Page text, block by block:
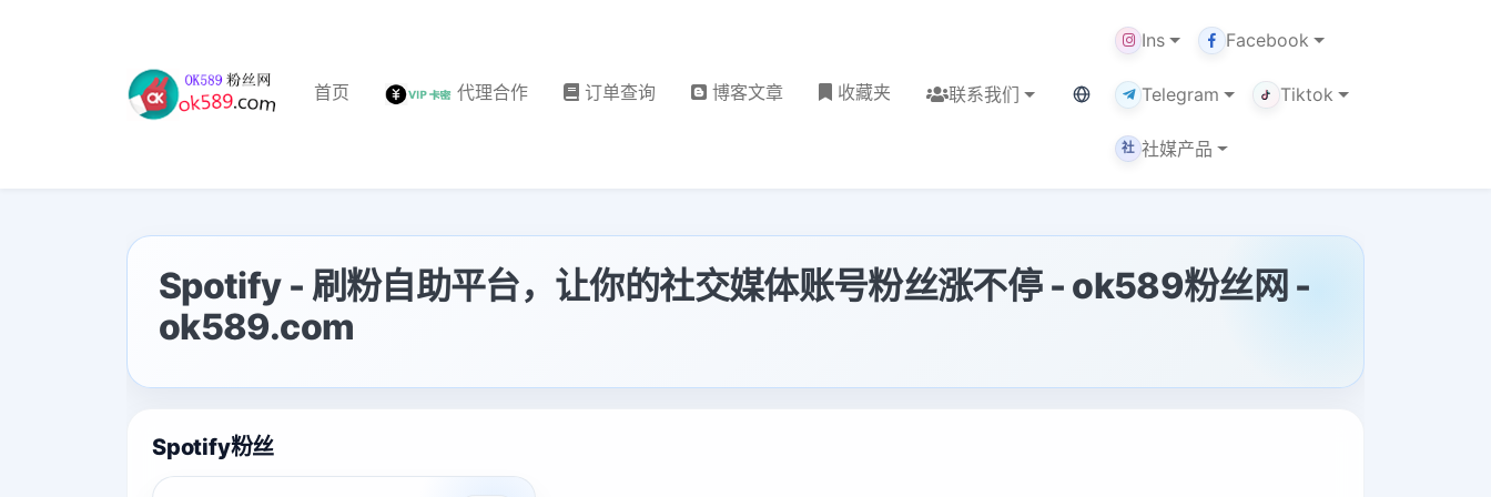
首页 代理合作 订单查询 博客文章 收藏夹 联系我们 当前语言：中文
Ins Facebook
Telegram Tiktok
社 社媒产品
Spotify - 刷粉自助平台，让你的社交媒体账号粉丝涨不停 - ok589粉丝网 -
ok589.com
Spotify粉丝